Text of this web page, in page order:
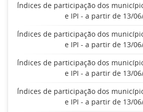
Índices de participação dos
e IPI - a partir de 13/
Índices de participação dos
e IPI - a partir de 13/
Índices de participação dos
e IPI - a partir de 13/
Índices de participação dos
e IPI - a partir de 13/